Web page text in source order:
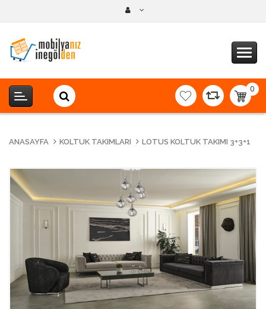
0
-
ANASAYFA KOLTUK TAKIMLARI LOTUS KOLTUK TAKIMI 3+3+1